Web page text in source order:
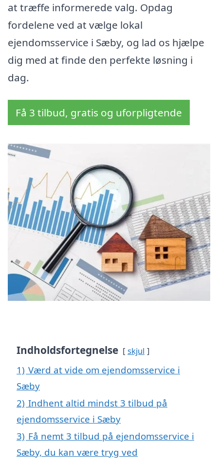
at træffe informerede valg. Opdag
fordelene ved at vælge lokal
ejendomsservice i Sæby, og lad os hjælpe
dig med at finde den perfekte løsning i
dag.
Få 3 tilbud, gratis og uforpligtende
Indholdsfortegnelse skjul
1) Værd at vide om ejendomsservice i
Sæby
2) Indhent altid mindst 3 tilbud på
ejendomsservice i Sæby
3) Få nemt 3 tilbud på ejendomsservice i
Sæby, du kan være tryg ved